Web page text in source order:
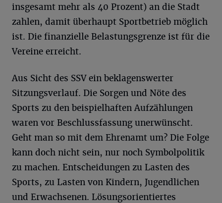
insgesamt mehr als 40 Prozent) an die Stadt
zahlen, damit überhaupt Sportbetrieb möglich
ist. Die finanzielle Belastungsgrenze ist für die
Vereine erreicht.
Aus Sicht des SSV ein beklagenswerter
Sitzungsverlauf. Die Sorgen und Nöte des
Sports zu den beispielhaften Aufzählungen
waren vor Beschlussfassung unerwünscht.
Geht man so mit dem Ehrenamt um? Die Folge
kann doch nicht sein, nur noch Symbolpolitik
zu machen. Entscheidungen zu Lasten des
Sports, zu Lasten von Kindern, Jugendlichen
und Erwachsenen. Lösungsorientiertes